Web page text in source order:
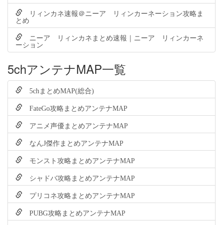
リィンカネ速報＠ニーア リィンカーネーション攻略ま
とめ
ニーア リィンカネまとめ速報｜ニーア リィンカーネ
ーション
5chアンテナMAP一覧
5chまとめMAP(総合)
FateGo攻略まとめアンテナMAP
アニメ声優まとめアンテナMAP
なんJ傑作まとめアンテナMAP
モンスト攻略まとめアンテナMAP
シャドバ攻略まとめアンテナMAP
プリコネ攻略まとめアンテナMAP
PUBG攻略まとめアンテナMAP